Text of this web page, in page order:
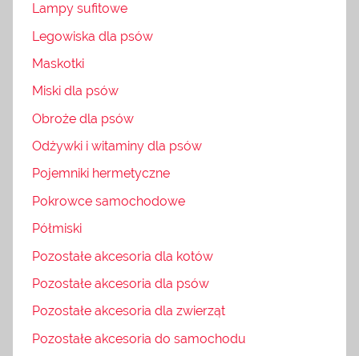
Lampy sufitowe
Legowiska dla psów
Maskotki
Miski dla psów
Obroże dla psów
Odżywki i witaminy dla psów
Pojemniki hermetyczne
Pokrowce samochodowe
Półmiski
Pozostałe akcesoria dla kotów
Pozostałe akcesoria dla psów
Pozostałe akcesoria dla zwierząt
Pozostałe akcesoria do samochodu